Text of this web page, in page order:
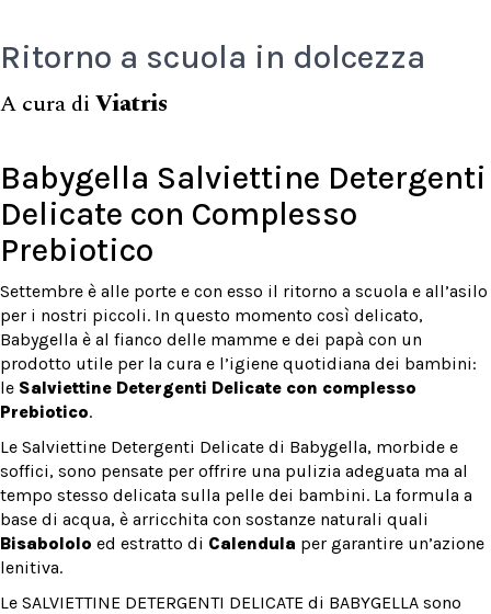
Ritorno a scuola in dolcezza
A cura di Viatris
Babygella Salviettine Detergenti
Delicate con Complesso
Prebiotico
Settembre è alle porte e con esso il ritorno a scuola e all’asilo
per i nostri piccoli. In questo momento così delicato,
Babygella è al fianco delle mamme e dei papà con un
prodotto utile per la cura e l’igiene quotidiana dei bambini:
le Salviettine Detergenti Delicate con complesso
Prebiotico.
Le Salviettine Detergenti Delicate di Babygella, morbide e
soffici, sono pensate per offrire una pulizia adeguata ma al
tempo stesso delicata sulla pelle dei bambini. La formula a
base di acqua, è arricchita con sostanze naturali quali
Bisabololo ed estratto di Calendula per garantire un’azione
lenitiva.
Le SALVIETTINE DETERGENTI DELICATE di BABYGELLA sono